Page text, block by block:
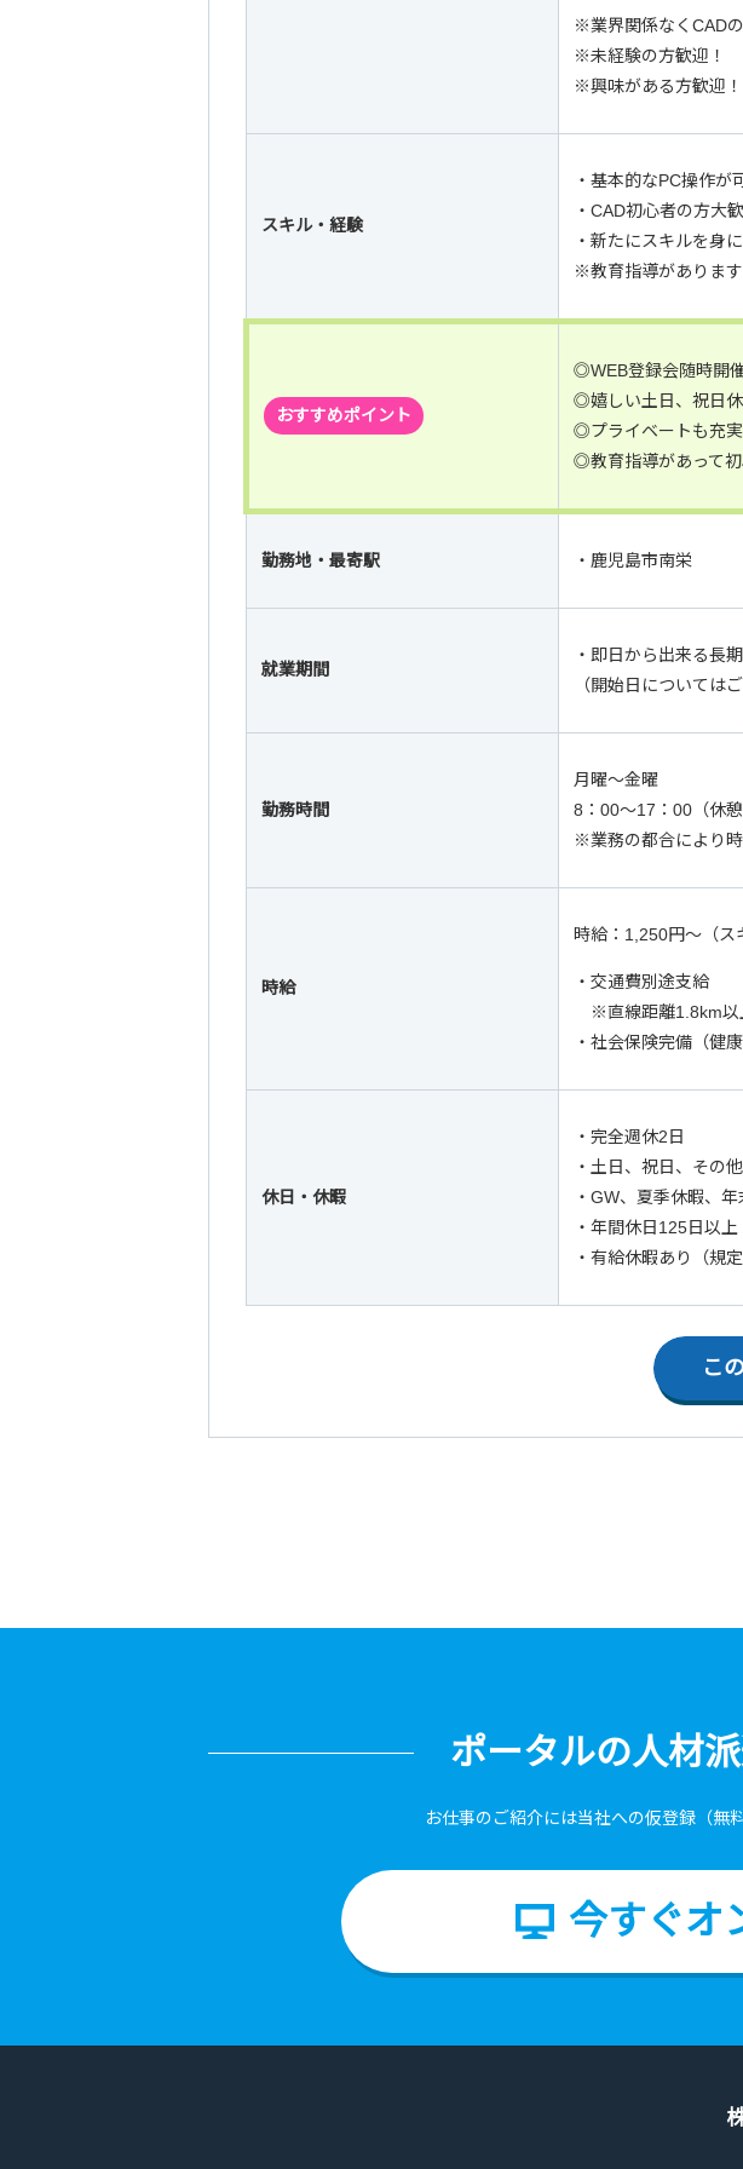
※業界関係なくCAD
※未経験の方歓迎！
※興味がある方歓迎！
スキル・経験
・基本的なPC操作が
・CAD初心者の方大
・新たにスキルを身
※教育指導があります
おすすめポイント
◎WEB登録会随時開
◎嬉しい土日、祝日休
◎プライベートも充
◎教育指導があって
勤務地・最寄駅 ・鹿児島市南栄
就業期間
・即日から出来る長
（開始日については
勤務時間
月曜～金曜
8：00～17：00（休
※業務の都合により時
時給
時給：1,250円～（ス
・交通費別途支給
※直線距離1.8km以
・社会保険完備（健
休日・休暇
・完全週休2日
・土日、祝日、その
・GW、夏季休暇、年
・年間休日125日以上
・有給休暇あり（規
こ
ポータルの人材
お仕事のご紹介には当社への仮登録（無
今すぐオ